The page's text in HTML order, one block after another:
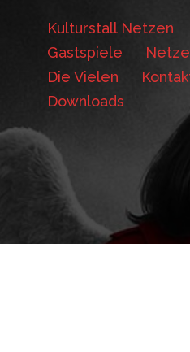
Kulturstall Netzen
Gastspiele
Die Vielen
Downloads